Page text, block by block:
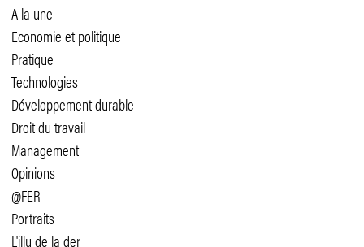
A la une
Economie et politique
Pratique
Technologies
Développement durable
Droit du travail
Management
Opinions
@FER
Portraits
L'illu de la der